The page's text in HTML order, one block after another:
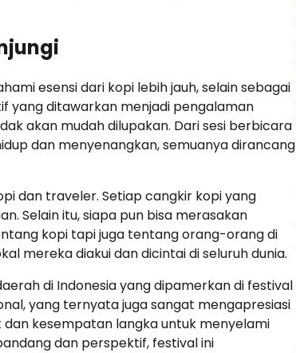
esensi dari kopi lebih jauh, selain sebagai
yang ditawarkan menjadi pengalaman
akan mudah dilupakan. Dari sesi berbicara
dan menyenangkan, semuanya dirancang
dan traveler. Setiap cangkir kopi yang
Selain itu, siapa pun bisa merasakan
kopi tapi juga tentang orang-orang di
mereka diakui dan dicintai di seluruh dunia.
di Indonesia yang dipamerkan di festival
yang ternyata juga sangat mengapresiasi
kesempatan langka untuk menyelami
dan perspektif, festival ini